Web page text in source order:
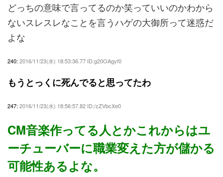
どっちの意味で言ってるのか笑っていいのかわから
ないスレスレなことを言うハゲの大御所って迷惑だ
よな
240: 2016/11/23(水) 18:53:36.77 ID:g20OAgyf0
もうとっくに死んでると思ってたわ
247: 2016/11/23(水) 18:56:57.82 ID:/zZVbcXe0
CM音楽作ってる人とかこれからはユ
ーチューバーに職業変えた方が儲かる
可能性あるよな。